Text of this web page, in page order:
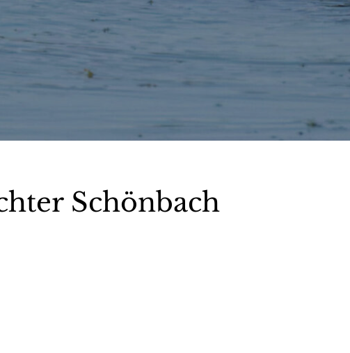
Schönbach